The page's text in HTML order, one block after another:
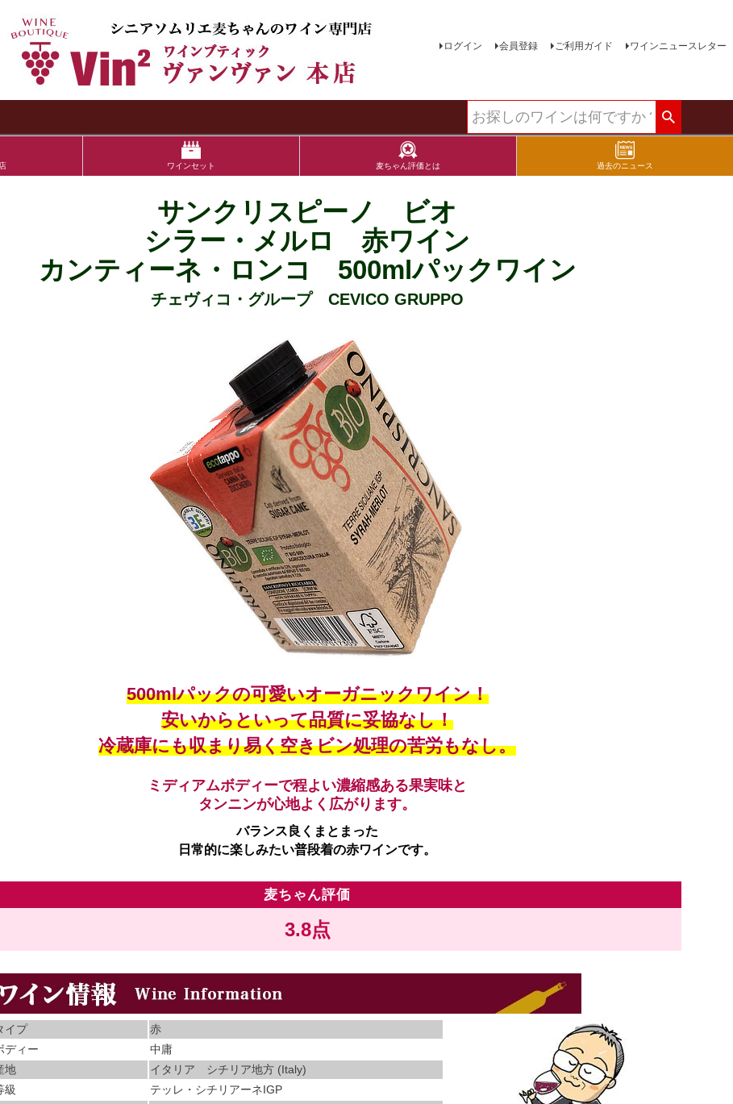
ログイン 会員登録 ご利用ガイド ワインニュースレター
ワインセット 麦ちゃん評価とは 過去のニュース
サンクリスピーノ ビオ
シラー・メルロ 赤ワイン
カンティーネ・ロンコ 500mlパックワイン
チェヴィコ・グループ CEVICO GRUPPO
500mlパックの可愛いオーガニックワイン！
安いからといって品質に妥協なし！
冷蔵庫にも収まり易く空きビン処理の苦労もなし。
ミディアムボディーで程よい濃縮感ある果実味と
タンニンが心地よく広がります。
バランス良くまとまった
日常的に楽しみたい普段着の赤ワインです。
麦ちゃん評価
3.8点
イプ
赤
ディー
中庸
地
イタリア シチリア地方 (Italy)
級
テッレ・シチリアーネIGP